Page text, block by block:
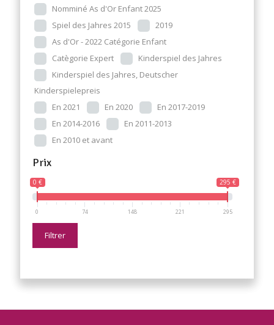
Nomminé As d'Or Enfant 2025
Spiel des Jahres 2015
2019
As d'Or - 2022 Catégorie Enfant
Catègorie Expert
Kinderspiel des Jahres
Kinderspiel des Jahres, Deutscher
Kinderspielepreis
En 2021
En 2020
En 2017-2019
En 2014-2016
En 2011-2013
En 2010 et avant
Prix
0 € 295 €
0 74 148 221 295
Filtrer